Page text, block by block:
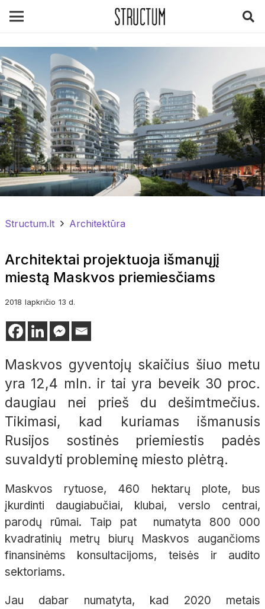
Structum.lt Architektūra
Architektai projektuoja išmanųjį
miestą Maskvos priemiesčiams
2018 lapkričio 13 d.
Maskvos gyventojų skaičius šiuo metu
yra 12,4 mln. ir tai yra beveik 30 proc.
daugiau nei prieš du dešimtmečius.
Tikimasi, kad kuriamas išmanusis
Rusijos sostinės priemiestis padės
suvaldyti probleminę miesto plėtrą.
Maskvos rytuose, 460 hektarų plote, bus
įkurdinti daugiabučiai, klubai, verslo centrai,
parodų rūmai. Taip pat numatyta 800 000
kvadratinių metrų biurų Maskvos augančioms
finansinėms konsultacijoms, teisės ir audito
sektoriams.
Jau dabar numatyta, kad 2020 metais